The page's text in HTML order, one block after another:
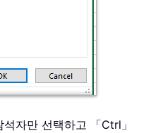
자만 선택하고 「Ctrl」